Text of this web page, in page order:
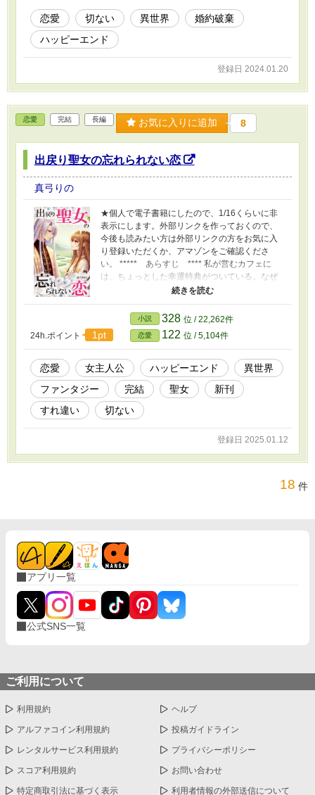
恋愛 切ない 異世界
婚約破棄
ハッピーエンド
登録日 2024.01.20
恋愛 完結 長編 お気に入りに追加 8
出戻り聖女の忘れられない恋
真弓りの
★個人で電子書籍にしたので、1/16くらいに非
表示にします。外部リンクを作っておくので、
今後も読みたい方は外部リンクの方をお気に入
り登録いただくか、アマゾンをご確認くださ
い。 ***** あらすじ **** 私が営むカフェに
は、ちょっとした幸運特典がついている。なぜ
なら私は「導きの聖女」だったから。 異世界を
の力を使って、訪れるお客様に小さな幸せのき
っかけをプレゼントする。 これは恋を諦めた私
の、密かな楽しみ。それが、異世界に住むあの
人の幸運に繋がる筈だと信じてるから。 なのに
時折夢に見るあの人は、どうしてあんなに辛そ
うなの……？ ◆※「小説家になろう」さんでも
投稿しております。
24h.ポイント 1pt
小説 328 位 / 22,262件
恋愛 122 位 / 5,104件
恋愛 女主人公 ハッピーエンド
異世界
ファンタジー
完結 聖女
新刊
すれ違い
切ない
登録日 2025.01.12
18 件
アプリ一覧
公式SNS一覧
ご利用について
利用規約 ヘルプ
アルファコイン利用規約 投稿ガイドライン
レンタルサービス利用規約 プライバシーポリシー
スコア利用規約 お問い合わせ
特定商取引法に基づく表示 利用者情報の外部送信について